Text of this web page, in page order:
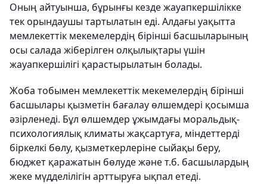
Оның айтуынша, бұрынғы кезде жауапкершілікке
тек орындаушы тартылатын еді. Алдағы уақытта
мемлекеттік мекемелердің бірінші басшыларының
осы салада жіберілген олқылықтары үшін
жауапкершілігі қарастырылатын болады.
Жоба тобымен мемлекеттік мекемелердің бірінші
басшылары қызметін бағалау өлшемдері қосымша
әзірленеді. Бұл өлшемдер ұжымдағы моральдық-
психологиялық климаты жақсартуға, міндеттерді
біркелкі бөлу, қызметкерлеріне сыйақы беру,
бюджет қаражатын бөлуде және т.б. басшылардың
жеке мүдделілігін арттыруға ықпал етеді.